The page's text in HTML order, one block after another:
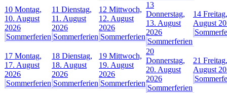
10 Montag,
10. August
2026
Sommerferien
11 Dienstag,
11. August
2026
Sommerferien
12 Mittwoch,
12. August
2026
Sommerferien
13
Donnerstag,
13. August
2026
Sommerferien
14
August
17 Montag,
17. August
2026
Sommerferien
18 Dienstag,
18. August
2026
Sommerferien
19 Mittwoch,
19. August
2026
Sommerferien
20
Donnerstag,
20. August
2026
Sommerferien
21
August